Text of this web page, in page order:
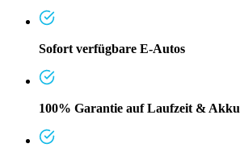
Sofort verfügbare E-Autos
100% Garantie auf Laufzeit & Akku